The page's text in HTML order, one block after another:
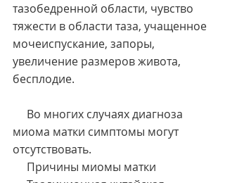
тазобедренной области, чувство
тяжести в области таза, учащенное
мочеиспускание, запоры,
увеличение размеров живота,
бесплодие.
миома матки симптомы могут
отсутствовать.
     Причины миомы матки